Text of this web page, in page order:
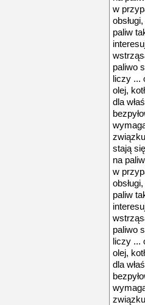
w
paliw
paliwo
liczy ...
olej,
dla
stają
na
w
paliw
paliwo
liczy ...
olej,
dla